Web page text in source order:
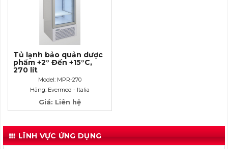
Tủ lạnh bảo quản dược
phẩm +2° Đến +15°C,
270 lít
Model: MPR-270
Hãng: Evermed - Italia
Giá: Liên hệ
LĨNH VỰC ỨNG DỤNG